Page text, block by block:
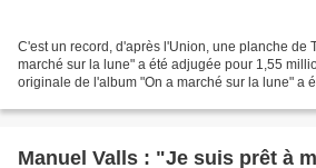
C'est un record, d'après l'Union, une planche de
marché sur la lune" a été adjugée pour 1,55
originale de l'album "On a marché sur la lune" a
Manuel Valls : "Je suis prêt à